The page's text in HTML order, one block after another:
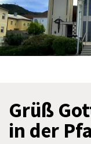
Grüß
in der